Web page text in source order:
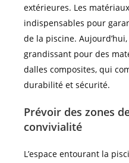
extérieures. Les
indispensables pour
de la piscine.
grandissant pour des
dalles composites, qui
durabilité et sécurité.
Prévoir des zones
convivialité
L’espace entourant la